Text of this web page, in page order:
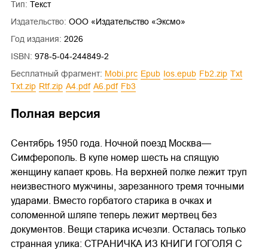
Тип: Текст
Издательство: ООО «Издательство «Эксмо»
Год издания: 2026
ISBN: 978-5-04-244849-2
Бесплатный фрагмент:
mobi.prc epub ios.epub fb2.zip
txt
txt.zip
rtf.zip a4.pdf a6.pdf fb3
Полная версия
Сентябрь 1950 года. Ночной поезд Москва—
Симферополь. В купе номер шесть на спящую
женщину капает кровь. На верхней полке лежит труп
неизвестного мужчины, зарезанного тремя точными
ударами. Вместо горбатого старика в очках и
соломенной шляпе теперь лежит мертвец без
документов. Вещи старика исчезли. Осталась только
странная улика: СТРАНИЧКА ИЗ КНИГИ ГОГОЛЯ С